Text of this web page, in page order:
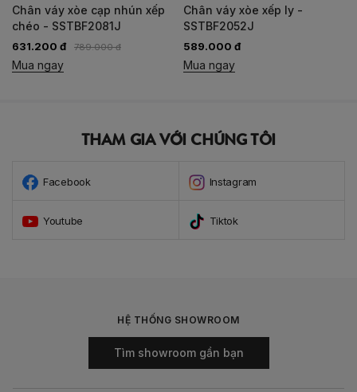
Chân váy xòe cạp nhún xếp
chéo - SSTBF2081J
631.200 đ 789.000 đ
Mua ngay
Chân váy xòe xếp ly -
SSTBF2052J
589.000 đ
Mua ngay
THAM GIA VỚI CHÚNG TÔI
Facebook Instagram
Youtube Tiktok
HỆ THỐNG SHOWROOM
Tìm showroom gần bạn